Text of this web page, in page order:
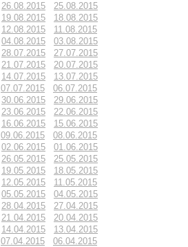
26.08.2015
25.08.2015
19.08.2015
18.08.2015
12.08.2015
11.08.2015
04.08.2015
03.08.2015
28.07.2015
27.07.2015
21.07.2015
20.07.2015
14.07.2015
13.07.2015
07.07.2015
06.07.2015
30.06.2015
29.06.2015
23.06.2015
22.06.2015
16.06.2015
15.06.2015
09.06.2015
08.06.2015
02.06.2015
01.06.2015
26.05.2015
25.05.2015
19.05.2015
18.05.2015
12.05.2015
11.05.2015
05.05.2015
04.05.2015
28.04.2015
27.04.2015
21.04.2015
20.04.2015
14.04.2015
13.04.2015
07.04.2015
06.04.2015